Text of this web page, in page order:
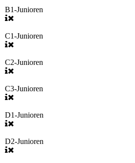
B1-Junioren
C1-Junioren
C2-Junioren
C3-Junioren
D1-Junioren
D2-Junioren